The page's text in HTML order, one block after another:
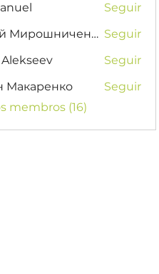
Seguir
Елисей Мирошниченко Seguir
Seguir
Макаренко
Seguir
membros (16)